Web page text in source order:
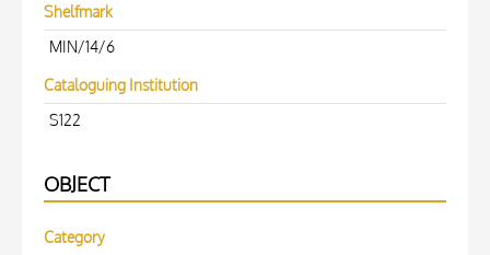
Shelfmark
MIN/14/6
Cataloguing Institution
S122
OBJECT
Category